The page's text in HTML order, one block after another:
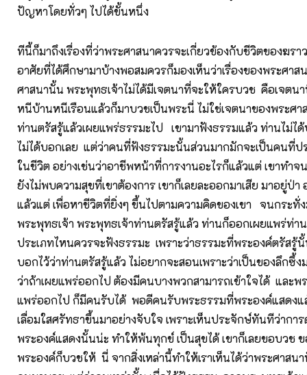
ปัญหาโดยทั่วๆ ไปได้ขั้นหนึ่ง
ทีนี้ก็มาถึงเรื่องที่ว่าพระศาสนาควรจะเกี่ยวข้องกับชีวิตของฆร
อาศัยที่ได้ศึกษามาบ้างพอสมควรก็มองเห็นว่าเรื่องของพระศาส
ศาสนานั้น พระพุทธเจ้าไม่ได้มีเจตนาที่จะให้ใครบวช คือเจตน
หนีบ้านหนีเรือนแล้วก็มาบวชเป็นพระนี่ ไม่ใช่เจตนาของพระศ
ท่านตรัสรู้แล้วเผยแพร่ธรรมะไป เขามาฟังธรรมแล้ว ท่านไม่ไ
ไม่ได้บอกเลย แต่ว่าคนที่ฟังธรรมะนั้นส่วนมากมักจะเป็นคนที่ป
ในชีวิต อย่างเช่นว่าอาชีพหน้าที่การงานอะไรก็แล้วแต่ เขาทำ
ยังไม่พบความสุขที่เขาต้องการ เขาก็เลยละออกมาเสีย มาอยู่ป่า
แล้วแต่ เพื่อหาชีวิตที่ยิ่งๆ ขึ้นไปตามความคิดของเขา จนกระทั่
พระพุทธเจ้า พระพุทธเจ้าท่านตรัสรู้แล้ว ท่านก็ออกเผยแพร่ท่า
ประเภทไหนควรจะฟังธรรมะ เพราะว่าธรรมะที่พระองค์ตรัสรู้
บอกไว้ว่าท่านตรัสรู้แล้ว ไม่อยากจะสอนเพราะว่าเป็นของลึกซึ้
ว่าถ้าเผยแพร่ออกไป ต้องมีคนบางพวกสามารถเข้าใจได้ และพ
แพร่ออกไป ก็มีคนรับได้ พอดีคนรับพระธรรมที่พระองค์แสดงแ
เลื่อมใสศรัทธาขึ้นมาอย่างจับใจ เพราะเห็นประจักษ์ทันทีว่ากา
พระองค์แสดงนั้นน่ะ ทำให้พ้นทุกข์ เป็นสุขได้ เขาก็เลยขอบวช
พระองค์ก็บวชให้ นี่ จากสิ่งเหล่านี้ทำให้เราเห็นได้ว่าพระศาสน